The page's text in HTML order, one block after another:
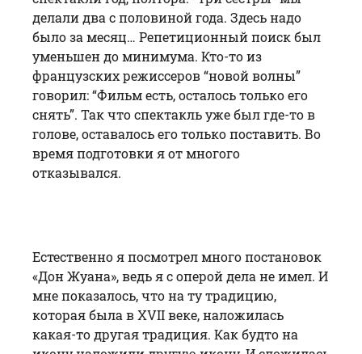
делали два с половиной года. Здесь надо
было за месяц… Репетиционный поиск был
уменьшен до минимума. Кто-то из
французских режиссеров “новой волны”
говорил: “Фильм есть, осталось только его
снять”. Так что спектакль уже был где-то в
голове, оставалось его только поставить. Во
время подготовки я от многого
отказывался.
Естественно я посмотрел много постановок
«Дон Жуана», ведь я с оперой дела не имел. И
мне показалось, что на ту традицию,
которая была в XVII веке, наложилась
какая-то другая традиция. Как будто на